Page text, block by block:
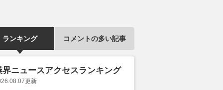
ランキング コメントの多い記事
界ニュースアクセスランキング
更新